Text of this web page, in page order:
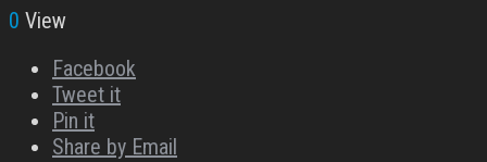
0 View
Facebook
Tweet it
Pin it
Share by Email